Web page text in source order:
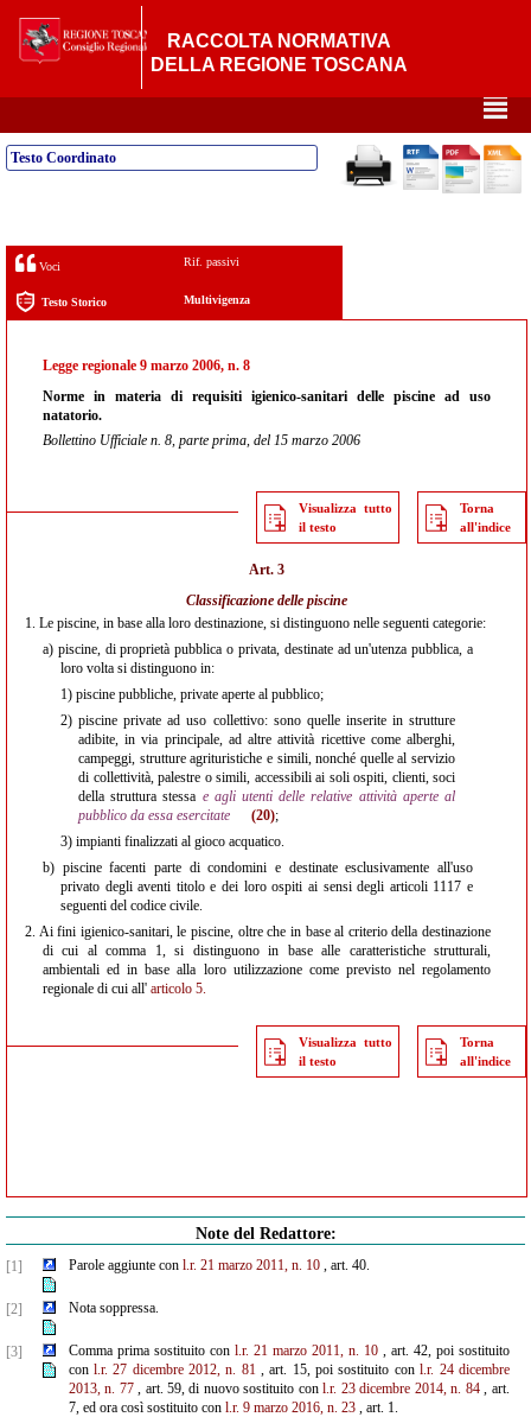
RACCOLTA NORMATIVA
DELLA REGIONE TOSCANA
²
Testo Coordinato
Voci Rif. passivi
Testo Storico Multivigenza
Legge regionale 9 marzo 2006, n. 8
Norme in materia di requisiti igienico-sanitari delle piscine ad uso
natatorio.
Bollettino Ufficiale n. 8, parte prima, del 15 marzo 2006
Visualizza tutto
il testo
Torna
all'indice
Art. 3
Classificazione delle piscine
1. Le piscine, in base alla loro destinazione, si distinguono nelle seguenti categorie:
a) piscine, di proprietà pubblica o privata, destinate ad un'utenza pubblica, a
loro volta si distinguono in:
1) piscine pubbliche, private aperte al pubblico;
2)piscine private ad uso collettivo: sono quelle inserite in strutture
adibite, in via principale, ad altre attività ricettive come alberghi,
campeggi, strutture agrituristiche e simili, nonché quelle al servizio
di collettività, palestre o simili, accessibili ai soli ospiti, clienti, soci
della struttura stessa e agli utenti delle relative attività aperte al
pubblico da essa esercitate
(20);
3) impianti finalizzati al gioco acquatico.
b) piscine facenti parte di condomini e destinate esclusivamente all'uso
privato degli aventi titolo e dei loro ospiti ai sensi degli articoli 1117 e
seguenti del codice civile.
2. Ai fini igienico-sanitari, le piscine, oltre che in base al criterio della destinazione
di cui al comma 1, si distinguono in base alle caratteristiche strutturali,
ambientali ed in base alla loro utilizzazione come previsto nel regolamento
regionale di cui all' articolo 5.
Visualizza tutto
il testo
Torna
all'indice
Note del Redattore:
[1] Parole aggiunte con l.r. 21 marzo 2011, n. 10, art. 40.
[2] Nota soppressa.
[3] Comma prima sostituito con l.r. 21 marzo 2011, n. 10, art. 42, poi sostituito
con l.r. 27 dicembre 2012, n. 81, art. 15, poi sostituito conl.r. 24 dicembre
2013, n. 77, art. 59, di nuovo sostituito conl.r. 23 dicembre 2014, n. 84, art.
7, ed ora così sostituito con l.r. 9 marzo 2016, n. 23, art. 1.